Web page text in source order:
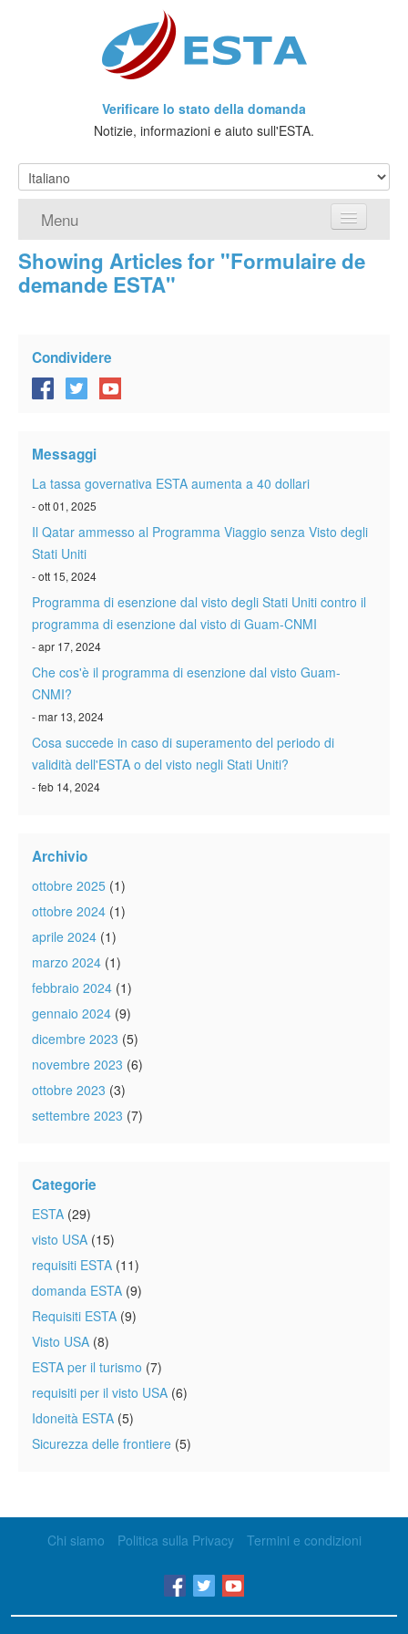
Verificare lo stato della domanda
Notizie, informazioni e aiuto sull'ESTA.
Menu
Home
Viaggio senza Visto
ESTA info
Contatto
Showing Articles for "Formulaire de
demande ESTA"
Condividere
Messaggi
La tassa governativa ESTA aumenta a 40 dollari
- ott 01, 2025
Il Qatar ammesso al Programma Viaggio senza Visto degli
Stati Uniti
- ott 15, 2024
Programma di esenzione dal visto degli Stati Uniti contro il
programma di esenzione dal visto di Guam-CNMI
- apr 17, 2024
Che cos'è il programma di esenzione dal visto Guam-
CNMI?
- mar 13, 2024
Cosa succede in caso di superamento del periodo di
validità dell'ESTA o del visto negli Stati Uniti?
- feb 14, 2024
Archivio
ottobre 2025 (1)
ottobre 2024 (1)
aprile 2024 (1)
marzo 2024 (1)
febbraio 2024 (1)
gennaio 2024 (9)
dicembre 2023 (5)
novembre 2023 (6)
ottobre 2023 (3)
settembre 2023 (7)
Categorie
ESTA (29)
visto USA (15)
requisiti ESTA (11)
domanda ESTA (9)
Requisiti ESTA (9)
Visto USA (8)
ESTA per il turismo (7)
requisiti per il visto USA (6)
Idoneità ESTA (5)
Sicurezza delle frontiere (5)
Chi siamo Politica sulla Privacy Termini e condizioni